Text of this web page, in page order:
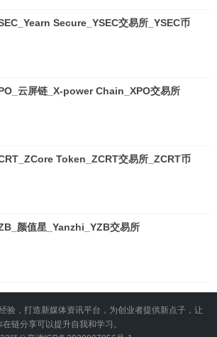
Secure_YSEC交易所_YSEC币
云屏链_X-power Chain_XPO交易所
Token_ZCRT交易所_ZCRT币
颜值星_Yanzhi_YZB交易所
验，打造新媒体资讯平台，为创业者提供新点子，让
在链分享可以提升自我和学习。